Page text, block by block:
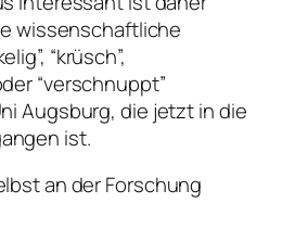
wissenschaftliche
“krüsch”,
“verschnuppt”
Augsburg, die jetzt in die
ist.
an der Forschung